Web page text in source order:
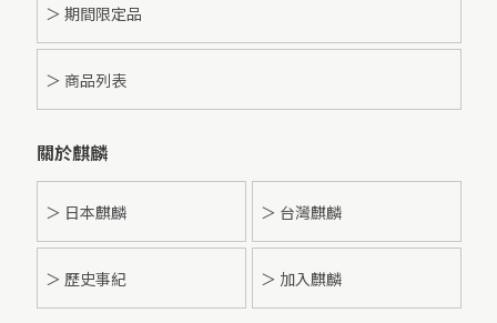
＞ 期間限定品
＞ 商品列表
關於麒麟
＞ 日本麒麟 ＞ 台灣麒麟
＞ 歷史事紀 ＞ 加入麒麟